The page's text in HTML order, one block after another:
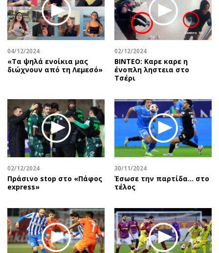
04/12/2024
«Τα ψηλά ενοίκια μας
διώχνουν από τη Λεμεσό»
02/12/2024
ΒΙΝΤΕΟ: Καρε καρε η
ένοπλη ληστεια στο
Τσέρι
02/12/2024
Πράσινο stop στο «Πάφος
express»
30/11/2024
Έσωσε την παρτίδα… στο
τέλος